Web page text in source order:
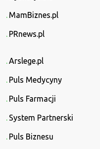
MamBiznes.pl
PRnews.pl
Arslege.pl
Puls Medycyny
Puls Farmacji
System Partnerski
Puls Biznesu